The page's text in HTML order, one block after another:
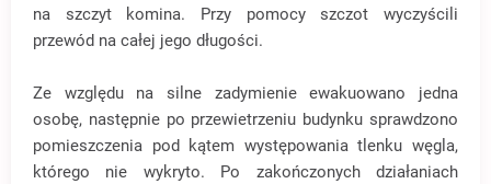
na szczyt komina. Przy pomocy szczot wyczyścili
przewód na całej jego długości.
Ze względu na silne zadymienie ewakuowano jedna
osobę, następnie po przewietrzeniu budynku sprawdzono
pomieszczenia pod kątem występowania tlenku węgla,
którego nie wykryto. Po zakończonych działaniach